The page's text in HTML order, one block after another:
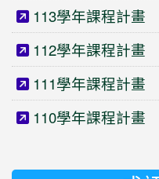
113學年課程計畫
112學年課程計畫
111學年課程計畫
110學年課程計畫